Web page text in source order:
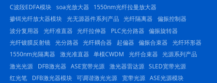
C波段EDFA模块 soa光放大器
1550nm光纤拉曼放大器
掺铒光纤放大器模块 光无源器件系列产品 光纤隔离器
偏振控制器
波分复用器
光纤准直器 光纤拉伸器 PLC光分路器
偏振旋转器
光纤镀膜反射镜 光分路器 光纤耦合器 起偏器 偏振合束器
光纤环形器
1550nm光隔离器
激光准直器 单模CWDM 光纤合束器
光源系列产品
激光光源
DFB激光器 ASE宽带光源 激光器雷达源 SLED宽带光源
红光笔
DFB激光器模块 可调谐激光光源 宽带光源 ASE光源模块